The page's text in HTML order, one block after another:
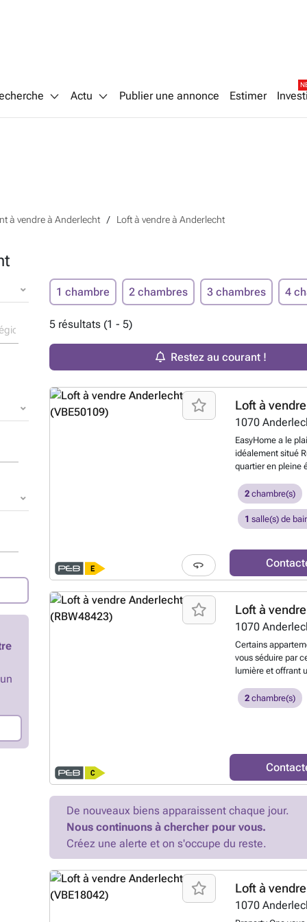
Actu Publier une annonce Estimer
à vendre à Anderlecht Loft à vendre à Anderlecht
1 chambre 2 chambres 3 chambres 4
5 résultats (1 - 5)
Restez au courant !
Loft à vendre
1070
EasyHome a le
idéalement situé
quartier en pleine
de vie original.
ce bien rare
hauteurs sous
ouvert où le style
loft urbain. Il se
un salon et une
recevoir et
trouverez une
séparée. Ce
parking d'une
Architecture
- Espaces de vie
spacieuse +
des commodités,
couple ou un
quartier
de Bruxelles et
confort
meuble de salle
appliques
2 chambre(s)
1 salle(s) de
Loft à vendre
1070
Certains
vous séduire par
lumière et offrant
finitions
terrasse avec
L’appartement
vaste séjour
Un emplacement
obligatoirement
état, aucun
transports en
parfaitement
suffira pour vous
2 chambre(s)
De nouveaux biens apparaissent chaque jour.
Nous continuons à chercher pour vous.
Créez une alerte et on s'occupe du reste.
Loft à vendre
1070